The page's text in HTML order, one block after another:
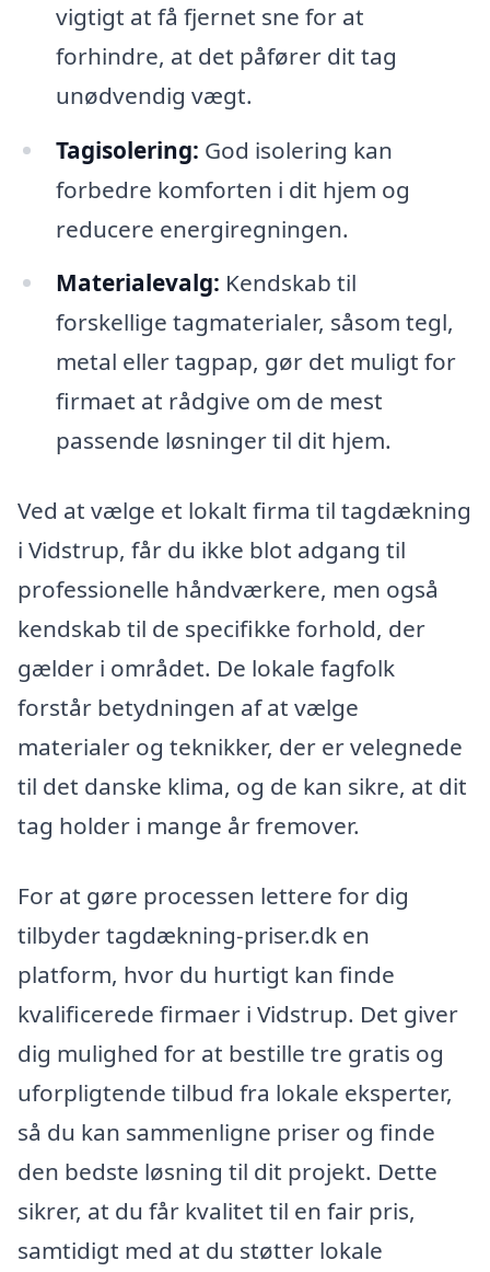
vigtigt at få fjernet sne for at
forhindre, at det påfører dit tag
unødvendig vægt.
Tagisolering: God isolering kan
forbedre komforten i dit hjem og
reducere energiregningen.
Materialevalg: Kendskab til
forskellige tagmaterialer, såsom tegl,
metal eller tagpap, gør det muligt for
firmaet at rådgive om de mest
passende løsninger til dit hjem.
Ved at vælge et lokalt firma til tagdækning
i Vidstrup, får du ikke blot adgang til
professionelle håndværkere, men også
kendskab til de specifikke forhold, der
gælder i området. De lokale fagfolk
forstår betydningen af at vælge
materialer og teknikker, der er velegnede
til det danske klima, og de kan sikre, at dit
tag holder i mange år fremover.
For at gøre processen lettere for dig
tilbyder tagdækning-priser.dk en
platform, hvor du hurtigt kan finde
kvalificerede firmaer i Vidstrup. Det giver
dig mulighed for at bestille tre gratis og
uforpligtende tilbud fra lokale eksperter,
så du kan sammenligne priser og finde
den bedste løsning til dit projekt. Dette
sikrer, at du får kvalitet til en fair pris,
samtidigt med at du støtter lokale